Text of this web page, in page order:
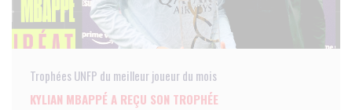
Trophées UNFP du meilleur joueur du mois
KYLIAN MBAPPÉ A REÇU SON TROPHÉE